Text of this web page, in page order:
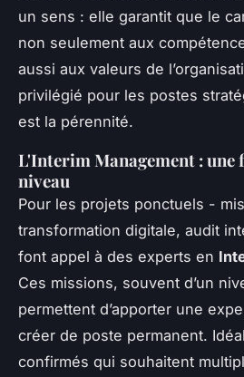
un sens : elle garantit que le
non seulement aux
aussi aux valeurs de
privilégié pour les postes
est la pérennité.
L'Interim Management :
niveau
Pour les projets ponctuels -
transformation digitale, audit
font appel à des experts en
Ces missions, souvent d’un
permettent d’apporter une
créer de poste permanent.
confirmés qui souhaitent